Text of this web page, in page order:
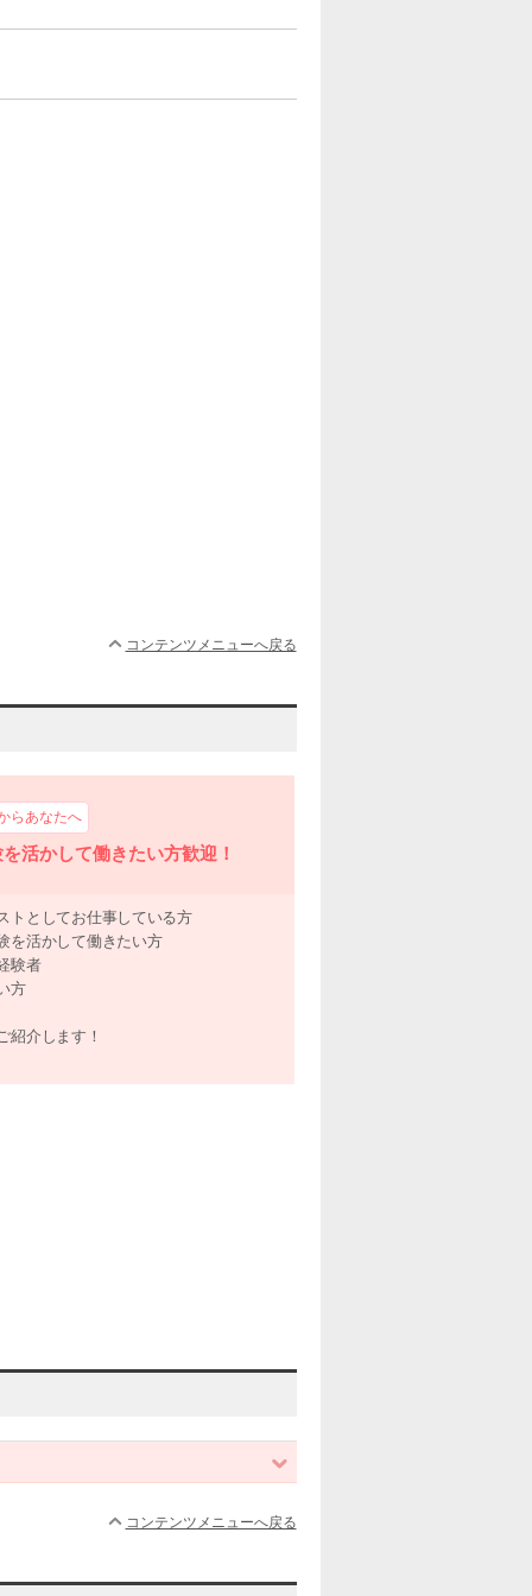
コンテンツメニューへ戻る
らあなたへ
活かして働きたい方歓迎！
トとしてお仕事している方
を活かして働きたい方
験者
方
紹介します！
コンテンツメニューへ戻る